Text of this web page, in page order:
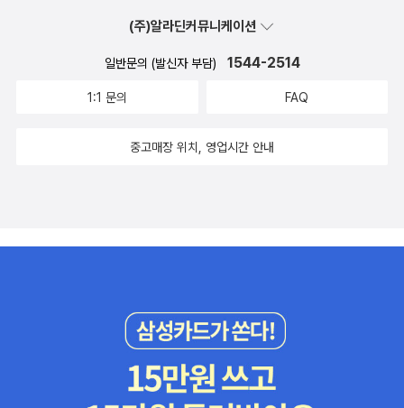
의 수퍼 푸드에 대한 모든 것 이 책은 마트 선반에서 흔하게 만날 수
있는 셀러리로 만든 주스가 어떤 근거와 원리로 그렇게 강력한 치유
어 있는 주요 요소들, 즉 병원체와 싸우는 나트륨 클러스터 염sodium
식물성 호르몬, 면역력을 올리는 비타민 C 등이 어떤 과정과 원리를
뇨, 고혈압, 피부 질환, 갑상선 질환, 신경 증상, 중독, 기억력 이상, 피
적으로 어떻게 도움이 되는지 알려준다. 4장 ‘셀러리 주스를 약으로
만드는 법’에서는 셀러리 주스를 어떻게 만들고, 얼마만큼, 언제 마셔
야 하는지 구체적으로 안내하며, 5장과 6장에서는 셀러리 주스로 해
독하는 방법, 치유 루틴 만들기, 셀러리 주스를 마실 때 일어날 수 있
과나 잣나물이나 돌나물이나 갯기름나물을 비롯한 모든 나물로 몸씻
낟알과 열매로도 다 씻어낸다.#CleansetoHeal #AnthonyWilliamㅅ
ㄴㄹ※ 글쓴이숲노래(최종규) : 우리말꽃(국어사전)을 씁니다. “말꽃
책박물관을 꾸립니다. ‘보리 국어사전’ 편집장을 맡았고, ‘이오덕 어른
말》, 《읽는 우리말 사전 1·2·3》 들을 썼습니다. blog.naver.com/hbo
(주)알라딘커뮤니케이션
일반문의 (발신자 부담) 1544-2514
1:1 문의 FAQ
중고매장 위치, 영업시간 안내